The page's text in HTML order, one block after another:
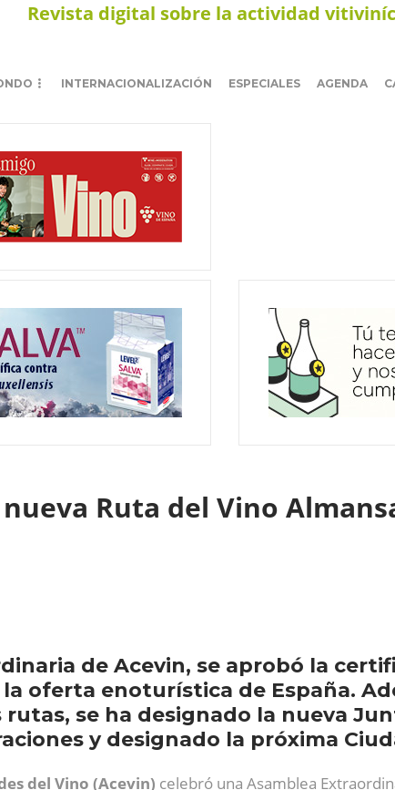
Revista digital sobre la actividad
INTERNACIONALIZACIÓN ESPECIALES AGENDA
Ruta del Vino
de Acevin, se aprobó la
oferta enoturística de España.
se ha designado la nueva
y designado la próxima
del Vino (Acevin) celebró una Asamblea